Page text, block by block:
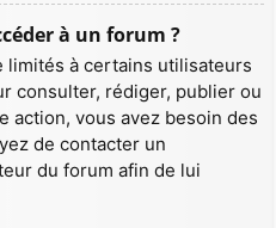
à un forum ?
à certains utilisateurs
consulter, rédiger, publier ou
action, vous avez besoin des
de contacter un
du forum afin de lui